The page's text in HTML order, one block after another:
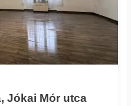
Jókai Mór utca